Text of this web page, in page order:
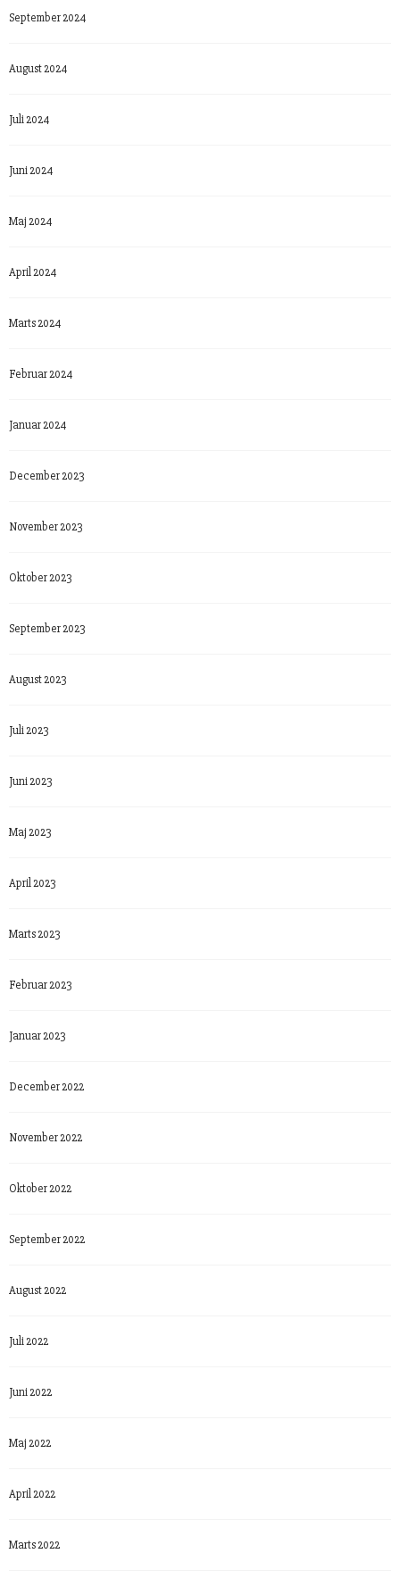
September 2024
August 2024
Juli 2024
Juni 2024
Maj 2024
April 2024
Marts 2024
Februar 2024
Januar 2024
December 2023
November 2023
Oktober 2023
September 2023
August 2023
Juli 2023
Juni 2023
Maj 2023
April 2023
Marts 2023
Februar 2023
Januar 2023
December 2022
November 2022
Oktober 2022
September 2022
August 2022
Juli 2022
Juni 2022
Maj 2022
April 2022
Marts 2022